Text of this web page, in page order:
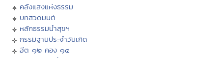
คลังแสงแห่งธรรม
บทสวดมนต์
หลักธรรมนำสุขฯ
กรรมฐานประจำวันเกิด
ฮีต ๑๒ คอง ๑๔